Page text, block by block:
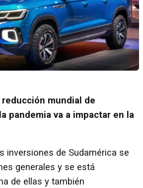
reducción mundial de
pandemia va a impactar en la
inversiones de Sudamérica se
generales y se está
de ellas y también